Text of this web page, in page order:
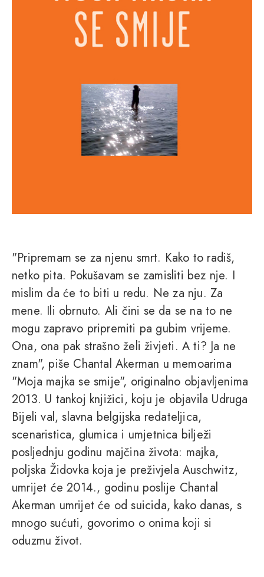
"Pripremam se za njenu smrt. Kako to radiš,
netko pita. Pokušavam se zamisliti bez nje. I
mislim da će to biti u redu. Ne za nju. Za
mene. Ili obrnuto. Ali čini se da se na to ne
mogu zapravo pripremiti pa gubim vrijeme.
Ona, ona pak strašno želi živjeti. A ti? Ja ne
znam", piše Chantal Akerman u memoarima
"Moja majka se smije", originalno objavljenima
2013. U tankoj knjižici, koju je objavila Udruga
Bijeli val, slavna belgijska redateljica,
scenaristica, glumica i umjetnica bilježi
posljednju godinu majčina života: majka,
poljska Židovka koja je preživjela Auschwitz,
umrijet će 2014., godinu poslije Chantal
Akerman umrijet će od suicida, kako danas, s
mnogo sućuti, govorimo o onima koji si
oduzmu život.